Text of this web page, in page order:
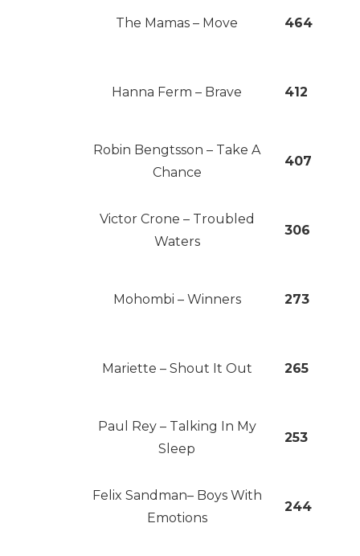
The Mamas – Move 464
Hanna Ferm – Brave 412
Robin Bengtsson – Take A
Chance
407
Victor Crone – Troubled
Waters
306
Mohombi – Winners 273
Mariette – Shout It Out 265
Paul Rey – Talking In My
Sleep
253
Felix Sandman– Boys With
Emotions
244